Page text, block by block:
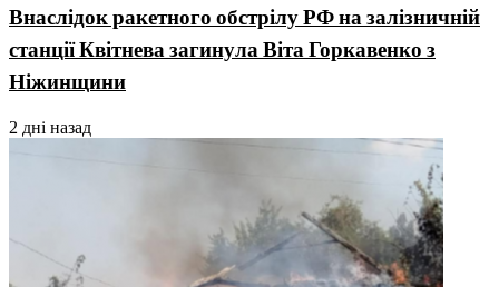
Внаслідок ракетного обстрілу РФ на залізничній
станції Квітнева загинула Віта Горкавенко з
Ніжинщини
2 дні назад